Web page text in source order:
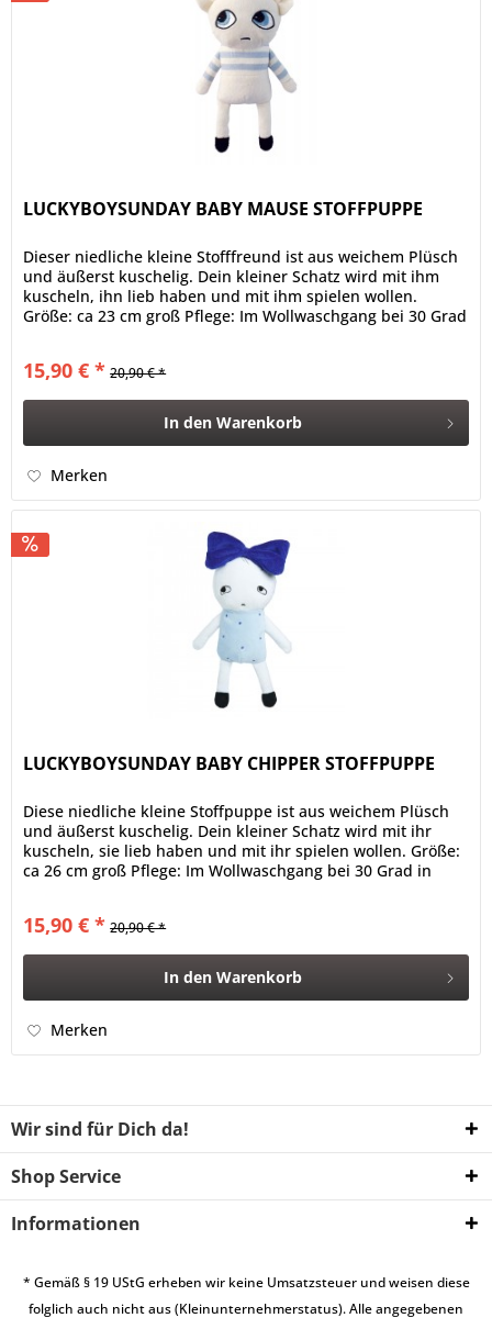
LUCKYBOYSUNDAY BABY MAUSE STOFFPUPPE
Dieser niedliche kleine Stofffreund ist aus weichem Plüsch
und äußerst kuschelig. Dein kleiner Schatz wird mit ihm
kuscheln, ihn lieb haben und mit ihm spielen wollen.
Größe: ca 23 cm groß Pflege: Im Wollwaschgang bei 30 Grad
15,90 € * 20,90 € *
In den Warenkorb
Merken
LUCKYBOYSUNDAY BABY CHIPPER STOFFPUPPE
Diese niedliche kleine Stoffpuppe ist aus weichem Plüsch
und äußerst kuschelig. Dein kleiner Schatz wird mit ihr
kuscheln, sie lieb haben und mit ihr spielen wollen. Größe:
ca 26 cm groß Pflege: Im Wollwaschgang bei 30 Grad in
15,90 € * 20,90 € *
In den Warenkorb
Merken
Wir sind für Dich da!
Shop Service
Informationen
* Gemäß § 19 UStG erheben wir keine Umsatzsteuer und weisen diese
folglich auch nicht aus (Kleinunternehmerstatus). Alle angegebenen